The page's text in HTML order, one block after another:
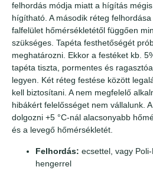
felhordás módja miatt a hígítás
hígítható. A második réteg
falfelület hőmérsékletétől függően
szükséges. Tapéta festhetőségét
meghatározni. Ekkor a festéket kb.
tapéta tiszta, pormentes és
legyen. Két réteg festése között
kell biztosítani. A nem megfelelő
hibákért felelősséget nem vállalunk.
dolgozni +5 °C-nál alacsonyabb
és a levegő hőmérsékletét.
Felhordás: ecsettel, vagy
hengerrel